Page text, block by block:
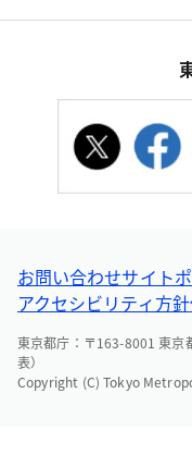
お問い合わせサイト
アクセシビリティ方針
東京都庁：〒163-8001 東
表）
Copyright (C) Tokyo